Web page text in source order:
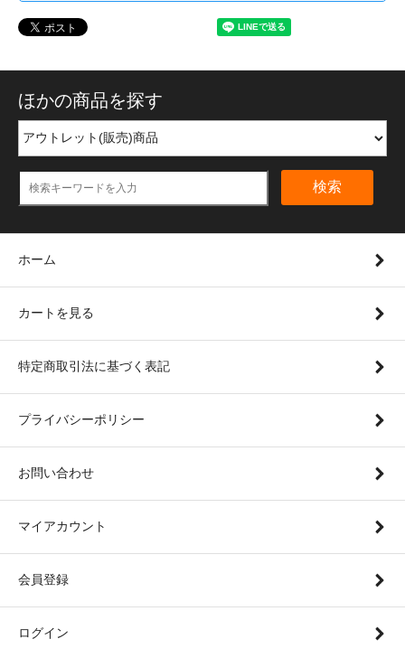
ほかの商品を探す
検索
ホーム
カートを見る
特定商取引法に基づく表記
プライバシーポリシー
お問い合わせ
マイアカウント
会員登録
ログイン